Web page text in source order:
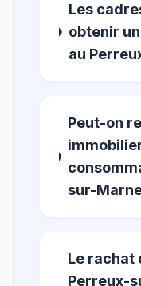
Les
obtenir
au
Peut-on
sur-
Le rachat
Perreux-